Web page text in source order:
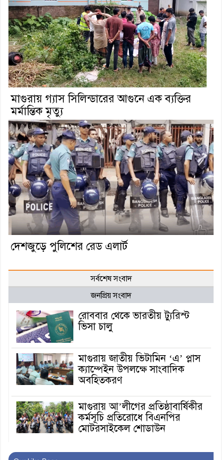
মাগুরায় গ্যাস সিলিন্ডারের আগুনে এক ব্যক্তির
মর্মান্তিক মৃত্যু
দেশজুড়ে পুলিশের রেড এলার্ট
সর্বশেষ সংবাদ
জনপ্রিয় সংবাদ
রোববার থেকে ভারতীয় ট্যুরিস্ট
ভিসা চালু
মাগুরায় জাতীয় ভিটামিন ‘এ’ প্লাস
ক্যাম্পেইন উপলক্ষে সাংবাদিক
অবহিতকরণ
মাগুরায় আ’লীগের প্রতিষ্ঠাবার্ষিকীর
কর্মসূচি প্রতিরোধে বিএনপির
মোটরসাইকেল শোডাউন
খুব শিঘ্রই কর্মস্থলে ফিরবেন